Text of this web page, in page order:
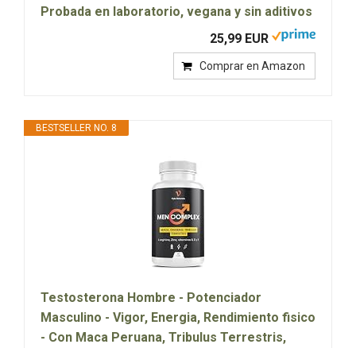
Probada en laboratorio, vegana y sin aditivos
25,99 EUR
Comprar en Amazon
BESTSELLER NO. 8
Testosterona Hombre - Potenciador
Masculino - Vigor, Energia, Rendimiento fisico
- Con Maca Peruana, Tribulus Terrestris,